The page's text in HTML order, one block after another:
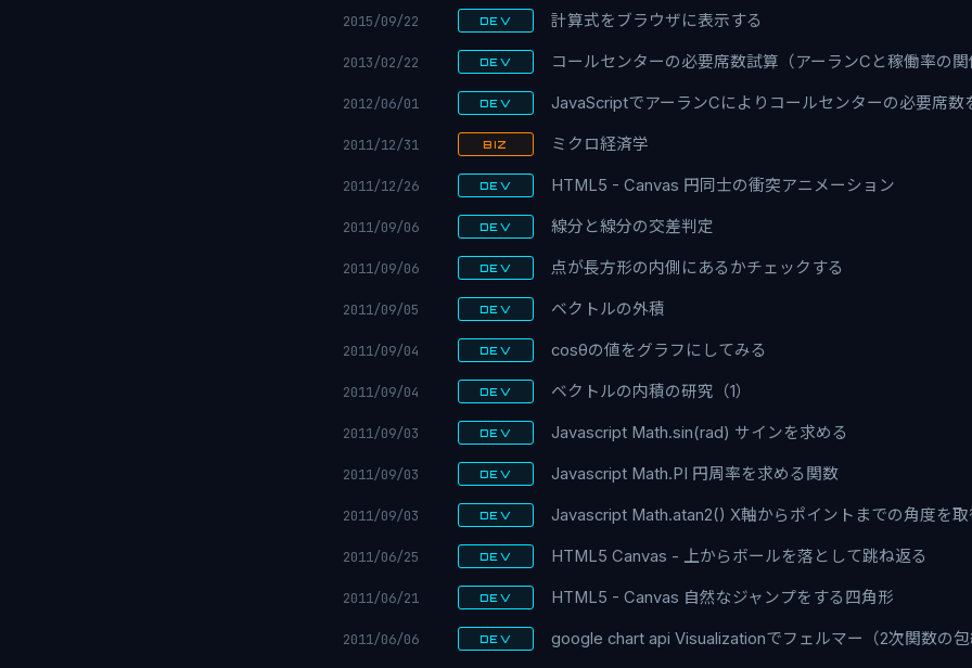
2015/09/22 DEV 計算式をブラウザに表示する
2013/02/22 DEV コールセンターの必要席数試算（アーランCと稼働率の関
2012/06/01 DEV JavaScriptでアーランCによりコールセンターの必要席数
2011/12/31 BIZ ミクロ経済学
2011/12/26 DEV HTML5 - Canvas 円同士の衝突アニメーション
2011/09/06 DEV 線分と線分の交差判定
2011/09/06 DEV 点が長方形の内側にあるかチェックする
2011/09/05 DEV ベクトルの外積
2011/09/04 DEV cosθの値をグラフにしてみる
2011/09/04 DEV ベクトルの内積の研究（1）
2011/09/03 DEV Javascript Math.sin(rad) サインを求める
2011/09/03 DEV Javascript Math.PI 円周率を求める関数
2011/09/03 DEV Javascript Math.atan2() X軸からポイントまでの角度を取
2011/06/25 DEV HTML5 Canvas - 上からボールを落として跳ね返る
2011/06/21 DEV HTML5 - Canvas 自然なジャンプをする四角形
2011/06/06 DEV google chart api Visualizationでフェルマー（2次関数の包